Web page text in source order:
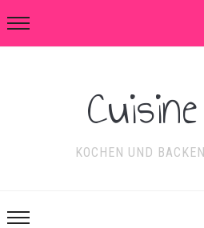
KOCHEN UND